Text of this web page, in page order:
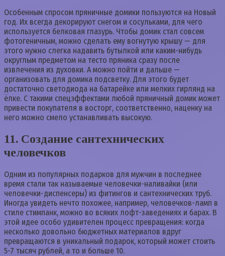
Особенным спросом пряничные домики пользуются на Новый
год. Их всегда декорируют снегом и сосульками, для чего
используется белковая глазурь. Чтобы домик стал совсем
фотогеничным, можно сделать ему вогнутую крышу — для
этого нужно слегка надавить бутылкой или каким-нибудь
округлым предметом на тесто пряника сразу после
извлечения из духовки. А можно пойти и дальше —
организовать для домика подсветку. Для этого будет
достаточно светодиода на батарейке или мелких гирлянд на
ёлке. С такими спецэффектами любой пряничный домик может
привести покупателя в восторг, соответственно, наценку на
него можно смело устанавливать высокую.
11. Создание сантехнических
человечков
Одним из популярных подарков для мужчин в последнее
время стали так называемые человечки-наливайки (или
человечки-диспенсеры) из фитингов и сантехнических труб.
Иногда увидеть нечто похожее, например, человечков-ламп в
стиле стимпанк, можно во всяких лофт-заведениях и барах. В
этой идее особо удивителен процесс превращения: когда
несколько довольно бюджетных материалов вдруг
превращаются в уникальный подарок, который может стоить
5-7 тысяч рублей, а то и больше 10.